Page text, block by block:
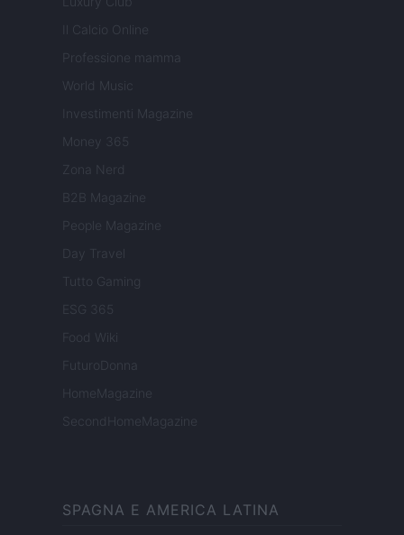
Il Calcio Online
Professione mamma
World Music
Investimenti Magazine
Money 365
Zona Nerd
B2B Magazine
People Magazine
Day Travel
Tutto Gaming
ESG 365
Food Wiki
FuturoDonna
HomeMagazine
SecondHomeMagazine
SPAGNA E AMERICA LATINA